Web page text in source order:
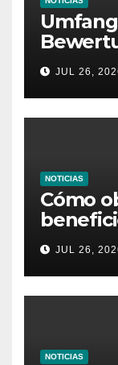
dieses
JUL 26,
NOTICIAS
Cómo
bonus
JUL 26,
NOTICIAS